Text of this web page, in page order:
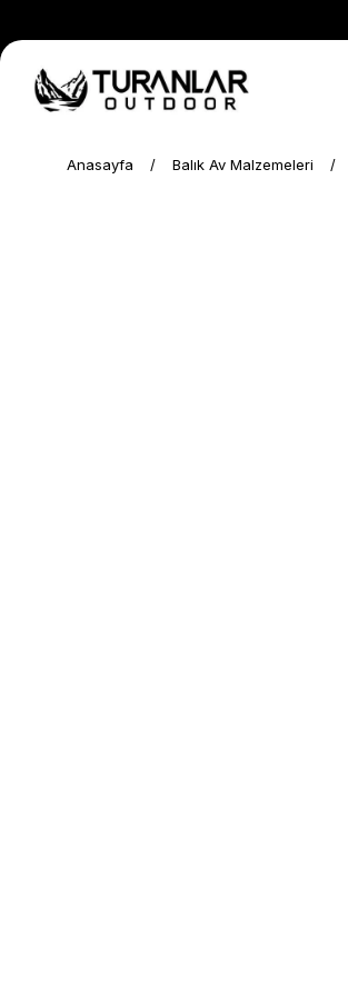
Anasayfa Balık Av Malzemeleri